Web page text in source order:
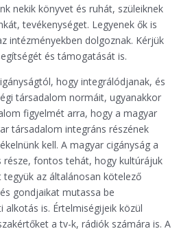
nekik könyvet és ruhát, szüleiknek
tevékenységet. Legyenek ők is
intézményekben dolgoznak. Kérjük
és támogatását is.
hogy integrálódjanak, és
társadalom normáit, ugyanakkor
figyelmét arra, hogy a magyar
társadalom integráns részének
kell. A magyar cigányság a
fontos tehát, hogy kultúrájuk
az általánosan kötelező
gondjaikat mutassa be
alkotás is. Értelmiségijeik közül
a tv-k, rádiók számára is. A